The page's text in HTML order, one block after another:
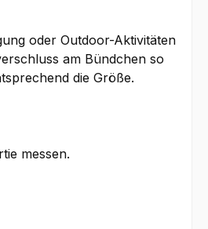
oder Outdoor-Aktivitäten
am Bündchen so
die Größe.
messen.